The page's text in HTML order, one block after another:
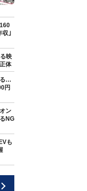
収｣
映
体
る…
円
ン
NG
も